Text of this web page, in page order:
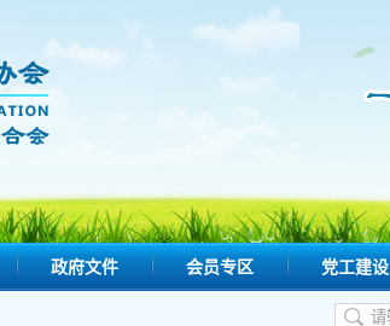
政府文件 会员专区 党工建设